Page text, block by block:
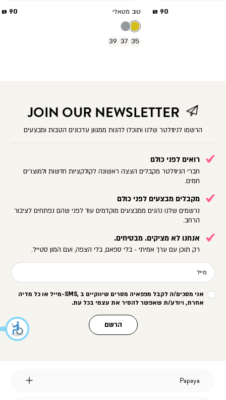
מחיר
90 ₪ טוב מטאלי
מחיר
90 ₪
35
37
39
JOIN OUR NEWSLETTER
הרשמו לניוזלטר שלנו ותוכלו להנות ממגוון עדכונים הטבות ומבצעים
רואים לפני כולם
חברי הניוזלטר מקבלים הצצה ראשונה לקולקציות חדשות ולמוצרים
חמים.
מקבלים מבצעים לפני כולם
נרשמים שלנו נהנים ממבצעים מוקדמים עוד לפני שהם נפתחים לציבור
הרחב.
אנחנו לא מציקים. מבטיחים.
רק תוכן עם ערך אמיתי - בלי ספאם, בלי הצפה, ועם המון סטייל.
מייל
אני מסכים/ה לקבל מפפאיה מסרים שיווקיים ב -SMS,מייל או כל מדיה
אחרת, ויודע/ת שאפשר להסיר את עצמי בכל עת.
הרשם
Papaya
Papaya